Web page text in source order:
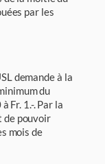
par les
demande à la
du
Fr. 1.-. Par la
de pouvoir
mois de